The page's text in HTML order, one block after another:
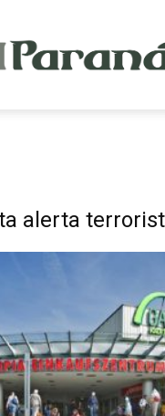
alerta